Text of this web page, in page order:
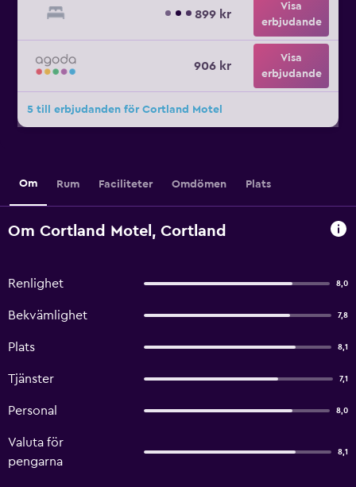
899 kr
Visa
erbjudande
906 kr
Visa
erbjudande
5 till erbjudanden för Cortland Motel
Om Rum Faciliteter Omdömen Plats
Om Cortland Motel, Cortland
Renlighet 8,0
Bekvämlighet 7,8
Plats 8,1
Tjänster 7,1
Personal 8,0
Valuta för
pengarna
8,1